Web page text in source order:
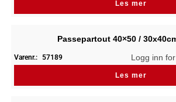
Les mer
Passepartout 40×50 /
Varenr.: 57189 Logg inn
Les mer